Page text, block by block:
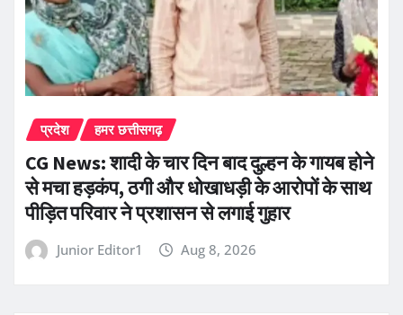
प्रदेश हमर छत्तीसगढ़
CG News: शादी के चार दिन बाद दुल्हन के गायब होने
से मचा हड़कंप, ठगी और धोखाधड़ी के आरोपों के साथ
पीड़ित परिवार ने प्रशासन से लगाई गुहार
Junior Editor1 Aug 8, 2026